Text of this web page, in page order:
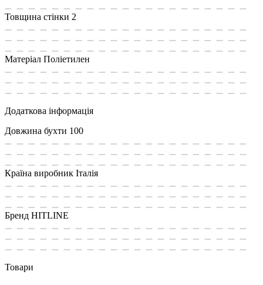
Товщина стінки 2
Матеріал Поліетилен
Додаткова інформація
Довжина бухти 100
Країна виробник Італія
Бренд HITLINE
Товари